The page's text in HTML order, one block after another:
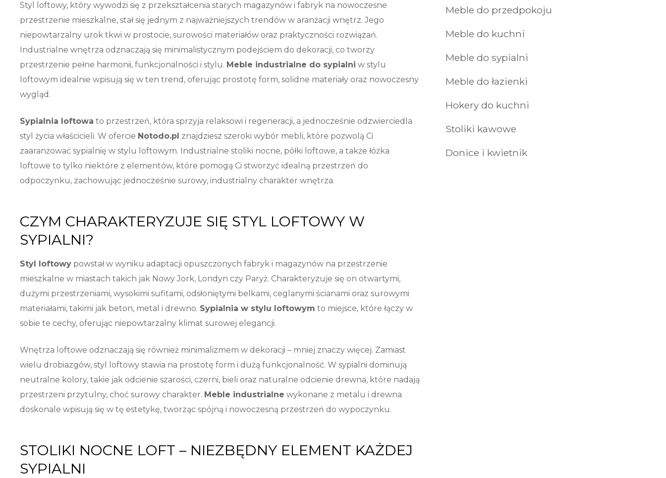
Styl loftowy, który wywodzi się z przekształcenia starych magazynów i fabryk na nowoczesne
przestrzenie mieszkalne, stał się jednym z najważniejszych trendów w aranżacji wnętrz. Jego
niepowtarzalny urok tkwi w prostocie, surowości materiałów oraz praktyczności rozwiązań.
Industrialne wnętrza odznaczają się minimalistycznym podejściem do dekoracji, co tworzy
przestrzenie pełne harmonii, funkcjonalności i stylu. Meble industrialne do sypialni w stylu
loftowym idealnie wpisują się w ten trend, oferując prostotę form, solidne materiały oraz nowoczesny
wygląd.
Sypialnia loftowa to przestrzeń, która sprzyja relaksowi i regeneracji, a jednocześnie odzwierciedla
styl życia właścicieli. W ofercie Notodo.pl znajdziesz szeroki wybór mebli, które pozwolą Ci
zaaranżować sypialnię w stylu loftowym. Industrialne stoliki nocne, półki loftowe, a także łóżka
loftowe to tylko niektóre z elementów, które pomogą Ci stworzyć idealną przestrzeń do
odpoczynku, zachowując jednocześnie surowy, industrialny charakter wnętrza.
CZYM CHARAKTERYZUJE SIĘ STYL LOFTOWY W
SYPIALNI?
Styl loftowy powstał w wyniku adaptacji opuszczonych fabryk i magazynów na przestrzenie
mieszkalne w miastach takich jak Nowy Jork, Londyn czy Paryż. Charakteryzuje się on otwartymi,
dużymi przestrzeniami, wysokimi sufitami, odsłoniętymi belkami, ceglanymi ścianami oraz surowymi
materiałami, takimi jak beton, metal i drewno. Sypialnia w stylu loftowym to miejsce, które łączy w
sobie te cechy, oferując niepowtarzalny klimat surowej elegancji.
Wnętrza loftowe odznaczają się również minimalizmem w dekoracji – mniej znaczy więcej. Zamiast
wielu drobiazgów, styl loftowy stawia na prostotę form i dużą funkcjonalność. W sypialni dominują
neutralne kolory, takie jak odcienie szarości, czerni, bieli oraz naturalne odcienie drewna, które nadają
przestrzeni przytulny, choć surowy charakter. Meble industrialne wykonane z metalu i drewna
doskonale wpisują się w tę estetykę, tworząc spójną i nowoczesną przestrzeń do wypoczynku.
STOLIKI NOCNE LOFT – NIEZBĘDNY ELEMENT KAŻDEJ
SYPIALNI
Meble do przedpokoju
Meble do kuchni
Meble do sypialni
Meble do łazienki
Hokery do kuchni
Stoliki kawowe
Donice i kwietnik